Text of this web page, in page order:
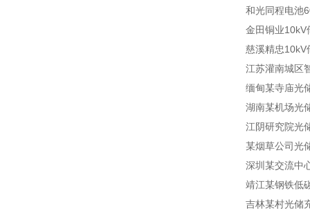
和光同程电池
金田铜业10kV
慈溪精忠10kV
江苏灌南城区
缅甸某寺庙光
湖南某机场光
江阴研究院光
某烟草公司光
深圳某交流中
靖江某钢铁低
吉林某村光储